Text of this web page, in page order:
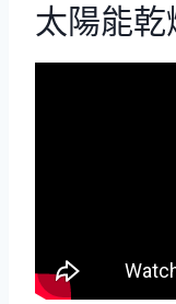
太陽能乾